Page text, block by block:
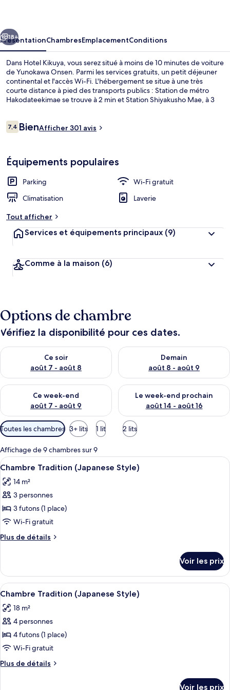
Suivant
18+
PrésentationChambresEmplacementConditions
Dans Hotel Kikuya, vous serez situé à moins de 10 minutes de voiture
de Yunokawa Onsen. Parmi les services gratuits, un petit déjeuner
continental et l'accès Wi-Fi. L'hébergement se situe à une très
courte distance à pied des transports publics : Station de métro
Hakodateekimae se trouve à 2 min et Station Shiyakusho Mae, à 3
Avis
voyageurs
7,47,4 sur 10
BienAfficher 301 avis
Équipements populaires
Parking
Wi-Fi gratuit
Climatisation
Laverie
Tout afficher
Services et équipements principaux (9)
Comme à la maison (6)
Options de chambre
Vérifiez la disponibilité pour ces dates.
Ce soir
août 7 - août 8
Vérifier la disponibilité pour ce soir août 7 - août 8
Demain
août 8 - août 9
Vérifier la disponibilité pour
Ce week-end
août 7 - août 9
Vérifier la disponibilité pour ce week-end août 7 - août 9
Le week-end prochain
août 14 - août 16
Vérifier la disponibilité pour
Filtres
disponibles
pour
les
chambres
Toutes les chambres 3+ lits 1 lit 2 lits
Affichage de 9 chambres sur 9
Afficher
toutes
les
photos
pour
ce
type
de
Chambre
Tradition
(Japanese
Style)
Une pièce de style japonais
4
Chambre Tradition (Japanese Style)
14 m²
3 personnes
3 futons (1 place)
Wi-Fi gratuit
Plus de détails
Plus
le
type
de
Chambre
Tradition
Style)
Voir les prix
Afficher
toutes
les
photos
pour
ce
type
de
Une pièce de style japonais
4
Chambre Tradition (Japanese Style)
18 m²
4 personnes
4 futons (1 place)
Wi-Fi gratuit
Plus de détails
Plus
Voir les prix